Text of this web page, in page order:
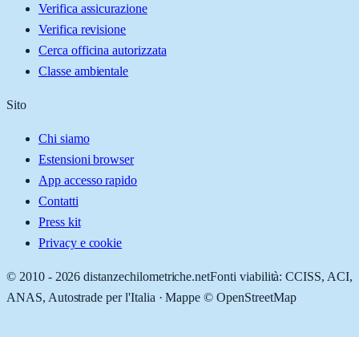
Verifica assicurazione
Verifica revisione
Cerca officina autorizzata
Classe ambientale
Sito
Chi siamo
Estensioni browser
App accesso rapido
Contatti
Press kit
Privacy e cookie
© 2010 - 2026 distanzechilometriche.netFonti viabilità: CCISS, ACI,
ANAS, Autostrade per l'Italia · Mappe © OpenStreetMap